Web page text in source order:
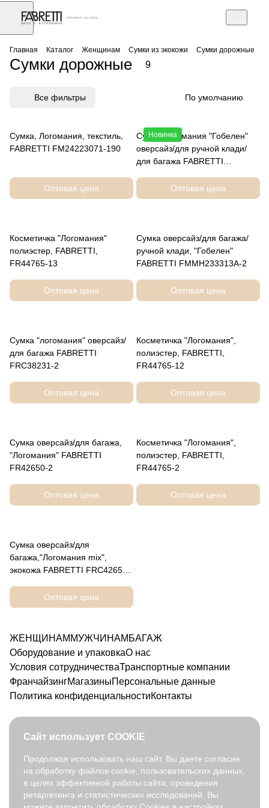
Торговое оборудование
Главная Каталог Женщинам Сумки из экокожи Сумки дорожные
Сумки дорожные 9
Все фильтры По умолчанию
Сумка, Логомания, текстиль,
FABRETTI FM24223071-190
Оптовая цена
Новинка
Сумка Логомания "Гобелен"
оверсайз/для ручной клади/
для багажа FABRETTI
Оптовая цена
Косметичка "Логомания"
полиэстер, FABRETTI,
FR44765-13
Оптовая цена
Сумка оверсайз/для багажа/
ручной клади, "Гобелен"
FABRETTI FMMH233313A-2
Оптовая цена
Сумка "логомания" оверсайз/
для багажа FABRETTI
FRC38231-2
Оптовая цена
Косметичка "Логомания",
полиэстер, FABRETTI,
FR44765-12
Оптовая цена
Сумка оверсайз/для багажа,
"Логомания" FABRETTI
FR42650-2
Оптовая цена
Косметичка "Логомания",
полиэстер, FABRETTI,
FR44765-2
Оптовая цена
Сумка оверсайз/для
багажа,"Логомания mix",
экокожа FABRETTI FRC42650-
Оптовая цена
ЖЕНЩИНАМ МУЖЧИНАМ БАГАЖ
Оборудование и упаковкаО нас
Условия сотрудничестваТранспортные компании
ФранчайзингМагазиныПерсональные данные
Политика конфиденциальностиКонтакты
8 800 350 91 90
opt@fabretti.ru
Сайт использует COOKIE
Продолжая использовать наш сайт, Вы даете согласие
на обработку файлов cookie, пользовательских данных,
в целях эффективной работы сайта, проведения
ретаргетинга и статистических исследований. Вы